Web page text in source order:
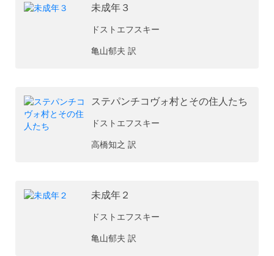
未成年３
ドストエフスキー
亀山郁夫 訳
ステパンチコヴォ村とその住人たち
ドストエフスキー
高橋知之 訳
未成年２
ドストエフスキー
亀山郁夫 訳